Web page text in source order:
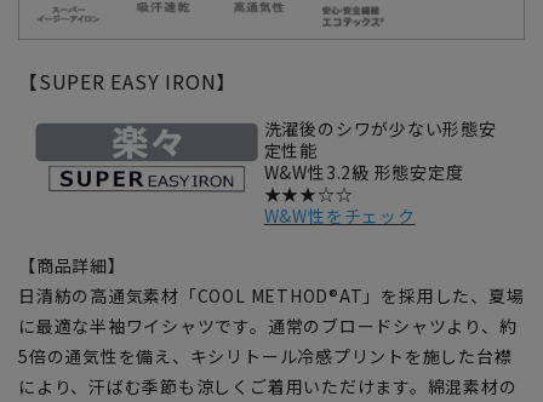
【SUPER EASY IRON】
洗濯後のシワが少ない形態安
定性能
W&W性3.2級 形態安定度
★★★☆☆
W&W性をチェック
【商品詳細】
日清紡の高通気素材「COOL METHOD®AT」を採用した、夏場
に最適な半袖ワイシャツです。通常のブロードシャツより、約
5倍の通気性を備え、キシリトール冷感プリントを施した台襟
により、汗ばむ季節も涼しくご着用いただけます。綿混素材の